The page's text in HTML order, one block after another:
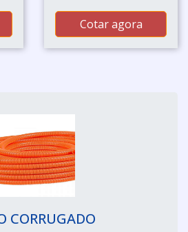
Cotar agora
CORRUGADO